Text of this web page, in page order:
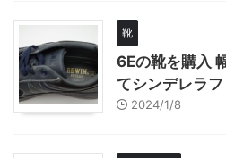
靴
6Eの靴を購入
てシンデレラ
2024/1/8